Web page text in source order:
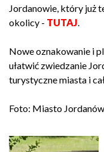
Jordanowie, który już
okolicy - TUTAJ
Nowe oznakowanie i
ułatwić zwiedzanie
turystyczne miasta i
Foto: Miasto Jordanów.